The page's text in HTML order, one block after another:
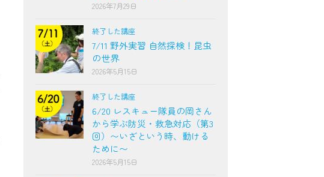
2026年7月29日
終了した講座
7/11 野外実習 自然探検！昆虫
の世界
2026年5月15日
終了した講座
6/20 レスキュー隊員の岡さん
から学ぶ防災・救急対応（第3
回）〜いざという時、動ける
ために〜
2026年5月15日